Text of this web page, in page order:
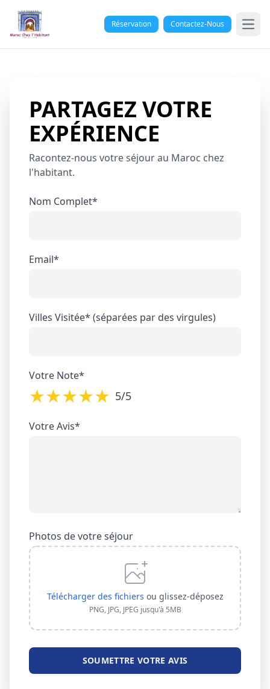
Réservation Contactez-Nous
PARTAGEZ VOTRE
EXPÉRIENCE
Racontez-nous votre séjour au Maroc chez
l'habitant.
Nom Complet*
Email*
Villes Visitée* (séparées par des virgules)
Votre Note*
★★★★★ 5/5
Votre Avis*
Photos de votre séjour
Télécharger des fichiers ou glissez-déposez
PNG, JPG, JPEG jusqu'à 5MB
SOUMETTRE VOTRE AVIS